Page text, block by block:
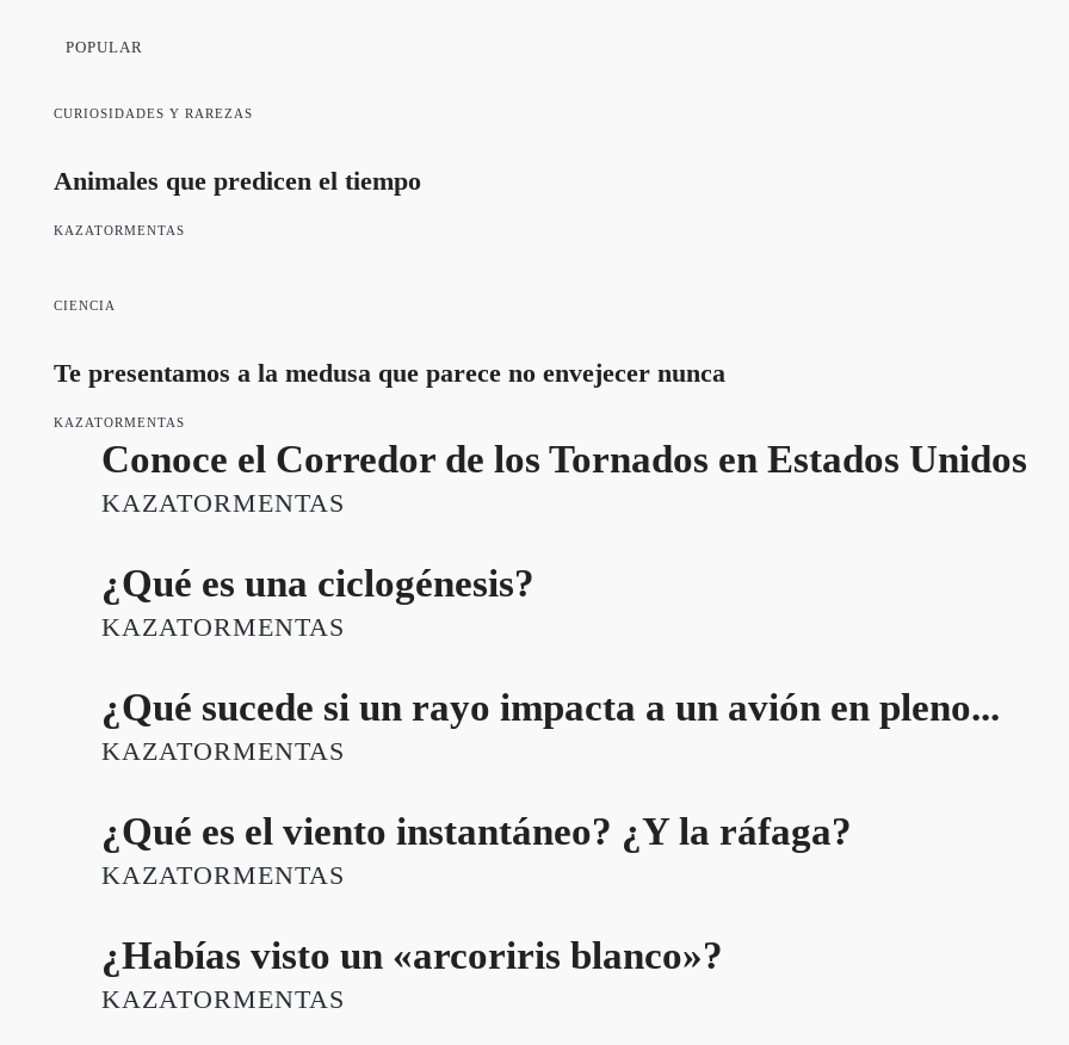
POPULAR
CURIOSIDADES Y RAREZAS
Animales que predicen el tiempo
KAZATORMENTAS
CIENCIA
Te presentamos a la medusa que parece no envejecer nunca
KAZATORMENTAS
Conoce el Corredor de los Tornados en Estados Unidos
KAZATORMENTAS
¿Qué es una ciclogénesis?
KAZATORMENTAS
¿Qué sucede si un rayo impacta a un avión en pleno...
KAZATORMENTAS
¿Qué es el viento instantáneo? ¿Y la ráfaga?
KAZATORMENTAS
¿Habías visto un «arcoriris blanco»?
KAZATORMENTAS